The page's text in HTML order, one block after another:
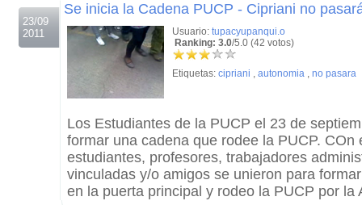
23/09
2011
Se inicia la Cadena PUCP - Cipriani no
Usuario: tupacyupanqui.o
Ranking: 3.0/5.0 (42 votos)
Etiquetas: cipriani , autonomia , no pasara
Los Estudiantes de la PUCP el 23 de
formar una cadena que rodee la PUCP. COn
estudiantes, profesores, trabajadores
vinculadas y/o amigos se unieron para
en la puerta principal y rodeo la PUCP por la